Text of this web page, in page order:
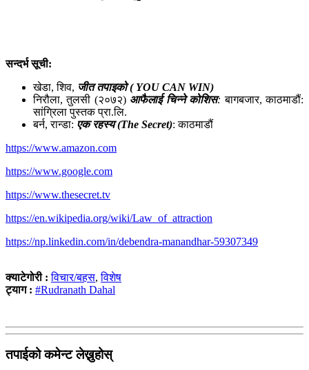
सन्दर्भ सूची:
खेडा, शिव, जीत तपाइको (YOU CAN WIN)
निरौला, तुलसी (२०७२) आफैलाई चिन्ने कोशिस:बागबजार, काठमाडौं:
सांग्रिला पुस्तक प्रा.लि.
बर्न, रान्डा: एक रहस्य (The Secret): काठमाडौं
https://www.amazon.com
https://www.google.com
https://www.thesecret.tv
https://en.wikipedia.org/wiki/Law_of_attraction
https://np.linkedin.com/in/debendra-manandhar-59307349
क्याटेगोरी :विचार/बहस,विशेष
ट्याग : #Rudranath Dahal
तपाईको कमेन्ट लेख्नुहोस्